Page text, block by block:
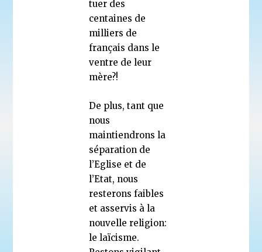
tuer des
centaines de
milliers de
français dans le
ventre de leur
mère?!
De plus, tant que
nous
maintiendrons la
séparation de
l’Eglise et de
l’Etat, nous
resterons faibles
et asservis à la
nouvelle religion:
le laïcisme.